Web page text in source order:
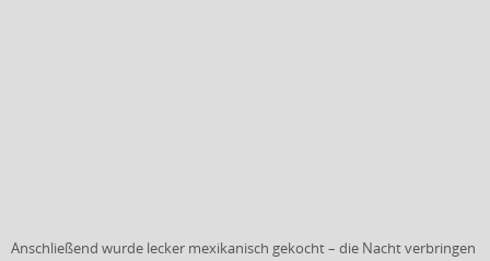
Anschließend wurde lecker mexikanisch gekocht – die Nacht verbringen